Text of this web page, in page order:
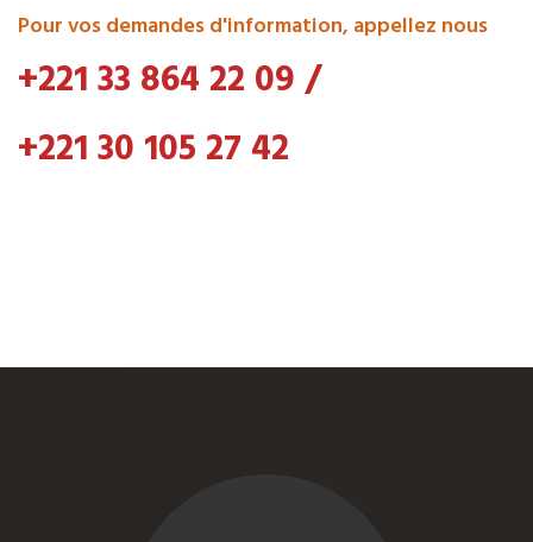
Pour vos demandes d'information, appellez nous
+221 33 864 22 09/
+221 30 105 27 42